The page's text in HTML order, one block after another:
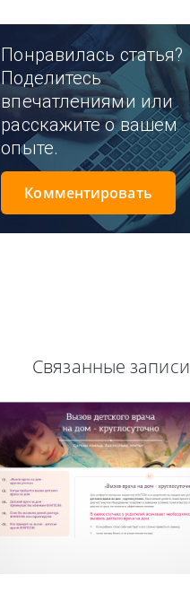
Понравилась статья?
Поделитесь
впечатлениями или
расскажите о вашем
опыте.
Комментировать
Связанные записи